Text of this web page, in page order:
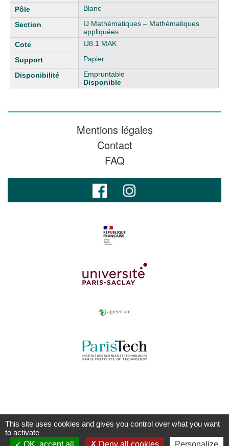
Blanc
IJ Mathématiques – Mathématiques
appliquées
IJ8.1 MAK
Papier
Empruntable
Disponible
Mentions légales
Contact
FAQ
This site uses cookies and gives you control over what you want
to activate
OK, accept all
Deny all cookies Personalize